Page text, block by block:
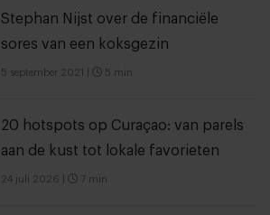
Stephan Nijst over de financiële
sores van een koksgezin
5 september 2021 5 min
20 hotspots op Curaçao: van parels
aan de kust tot lokale favorieten
24 juli 2026 7 min